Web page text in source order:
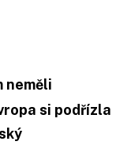
neměli
si podřízla